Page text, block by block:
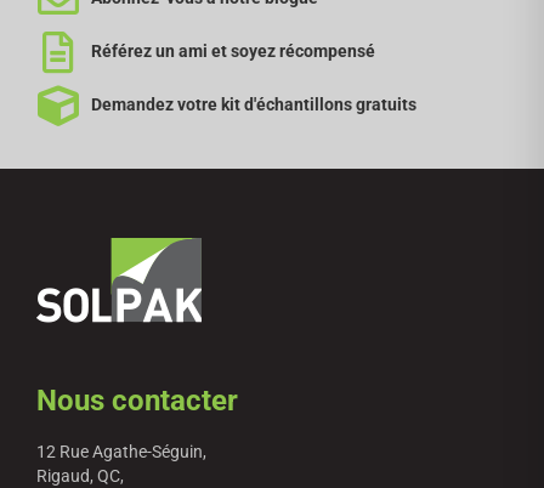
Référez un ami et soyez récompensé
Demandez votre kit d'échantillons gratuits
Nous contacter
12 Rue Agathe-Séguin,
Rigaud, QC,